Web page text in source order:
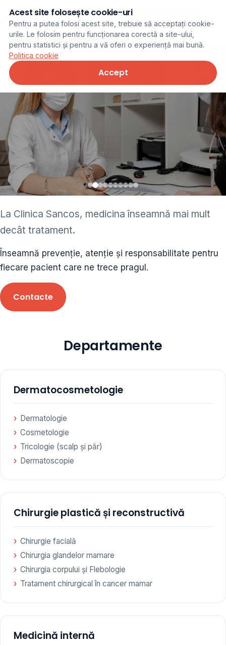
Programare online
ginecolog • cardiolog •
ORL • endocrinolog
Cât și alte specialități medicale, toate în cadrul aceleiași
Clinici
Programare
La Clinica Sancos, medicina înseamnă mai mult
decât tratament.
Înseamnă prevenție, atenție și responsabilitate pentru
fiecare pacient care ne trece pragul.
Contacte
Departamente
Dermatocosmetologie
Dermatologie
Cosmetologie
Tricologie (scalp și păr)
Dermatoscopie
Chirurgie plastică și reconstructivă
Chirurgie facială
Chirurgia glandelor mamare
Chirurgia corpului și Flebologie
Tratament chirurgical în cancer mamar
Medicină internă
Acest site folosește cookie-uri
Pentru a putea folosi acest site, trebuie să acceptați cookie-
urile. Le folosim pentru funcționarea corectă a site-ului,
pentru statistici și pentru a vă oferi o experiență mai bună.
Politica cookie
Accept